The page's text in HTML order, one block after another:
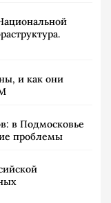
и как они
в Подмосковье
проблемы